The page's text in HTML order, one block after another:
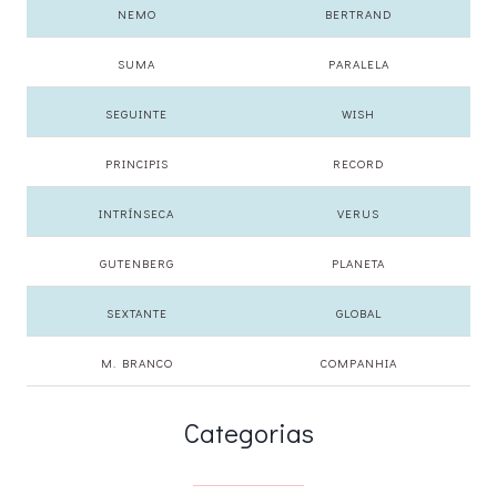
NEMO BERTRAND
SUMA PARALELA
SEGUINTE WISH
PRINCIPIS RECORD
INTRÍNSECA VERUS
GUTENBERG PLANETA
SEXTANTE GLOBAL
M. BRANCO COMPANHIA
Categorias